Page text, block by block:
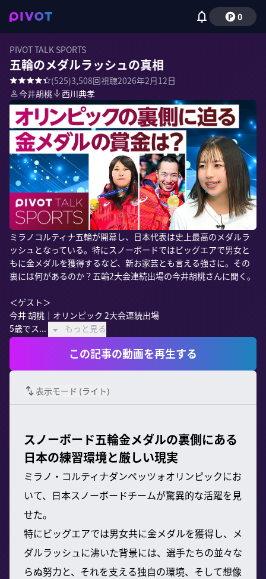
0
PIVOT TALK SPORTS
五輪のメダルラッシュの真相
(525)3,508回視聴2026年2月12日
今井胡桃
西川典孝
ミラノコルティナ五輪が開幕し、日本代表は史上最高のメダルラ
ッシュとなっている。特にスノーボードではビッグエアで男女と
もに金メダルを獲得するなど、新お家芸とも言える強さに。その
裏には何があるのか？五輪2大会連続出場の今井胡桃さんに聞く。
＜ゲスト＞
今井 胡桃｜オリンピック 2大会連続出場
5歳でス...
もっと見る
この記事の動画を再生する
表示モード (ライト)
スノーボード五輪金メダルの裏側にある
日本の練習環境と厳しい現実
ミラノ・コルティナダンペッツォオリンピックにお
いて、日本スノーボードチームが驚異的な活躍を見
せた。
特にビッグエアでは男女共に金メダルを獲得し、メ
ダルラッシュに沸いた背景には、選手たちの並々な
らぬ努力と、それを支える独自の環境、そして想像